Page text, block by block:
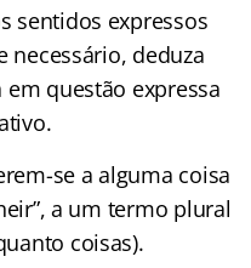
sentidos expressos
necessário, deduza
questão expressa
se a alguma coisa
a um termo plural
coisas).